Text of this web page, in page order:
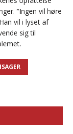
“Ingen vil høre
vil i lyset af
sig til